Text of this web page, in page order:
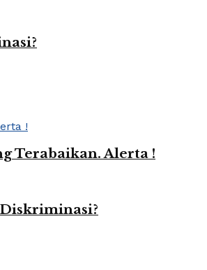
Terabaikan. Alerta !